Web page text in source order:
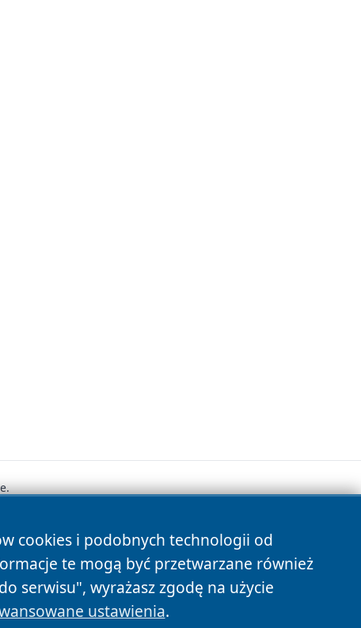
cookies i podobnych technologii od
te mogą być przetwarzane również
serwisu", wyrażasz zgodę na użycie
ustawienia.